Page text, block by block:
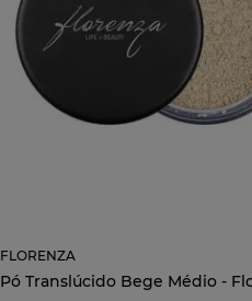
FLORENZA
Pó Translúcido Bege Médio -